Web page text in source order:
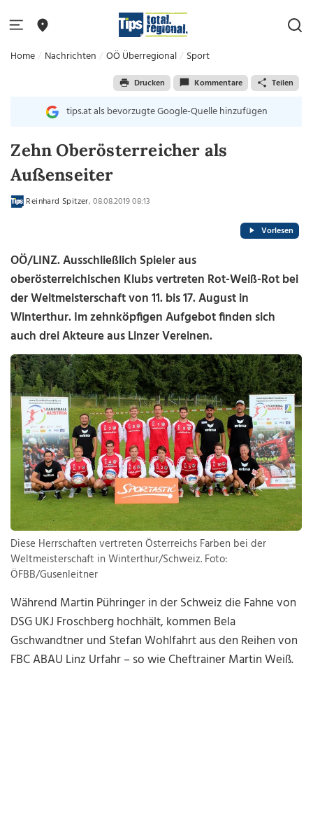
Home Nachrichten OÖ Überregional Sport
Drucken Kommentare Teilen
tips.at als bevorzugte Google-Quelle hinzufügen
Zehn Oberösterreicher als
Außenseiter
Reinhard Spitzer, 08.08.2019 08:13
Vorlesen
OÖ/LINZ. Ausschließlich Spieler aus
oberösterreichischen Klubs vertreten Rot-Weiß-Rot bei
der Weltmeisterschaft von 11. bis 17. August in
Winterthur. Im zehnköpfigen Aufgebot finden sich
auch drei Akteure aus Linzer Vereinen.
Diese Herrschaften vertreten Österreichs Farben bei der
Weltmeisterschaft in Winterthur/Schweiz. Foto:
ÖFBB/Gusenleitner
Während Martin Pühringer in der Schweiz die Fahne von
DSG UKJ Froschberg hochhält, kommen Bela
Gschwandtner und Stefan Wohlfahrt aus den Reihen von
FBC ABAU Linz Urfahr – so wie Cheftrainer Martin Weiß.